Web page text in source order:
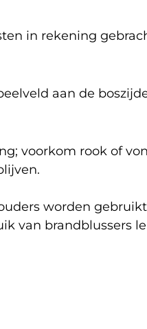
in rekening
aan de
voorkom rook of
worden
van brandblussers